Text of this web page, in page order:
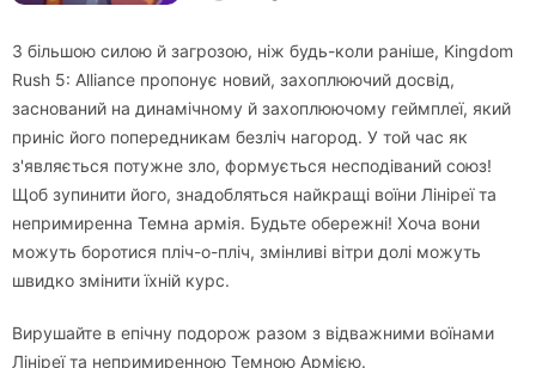
З більшою силою й загрозою, ніж будь-коли раніше, Kingdom
Rush 5: Alliance пропонує новий, захоплюючий досвід,
заснований на динамічному й захоплюючому геймплеї, який
приніс його попередникам безліч нагород. У той час як
з'являється потужне зло, формується несподіваний союз!
Щоб зупинити його, знадобляться найкращі воїни Лініреї та
непримиренна Темна армія. Будьте обережні! Хоча вони
можуть боротися пліч-о-пліч, змінливі вітри долі можуть
швидко змінити їхній курс.
Вирушайте в епічну подорож разом з відважними воїнами
Лініреї та непримиренною Темною Армією.